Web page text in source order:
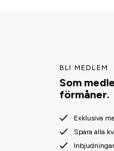
BLI MEDLEM
Som
förmåner.
Exklusiva
Spara alla